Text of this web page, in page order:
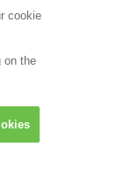
家情報
cookie
on the